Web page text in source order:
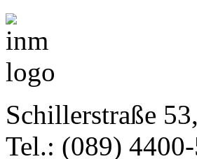
Schillerstraße
Tel.: (089)